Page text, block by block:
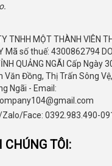
TNHH MỘT THÀNH VIÊN
Mã số thuế: 4300862794
QUẢNG NGÃI Cấp Ngày
Văn Đồng, Thị Trấn Sông
Ngãi - Email:
Face: 0392.983.490-
CHÚNG TÔI: